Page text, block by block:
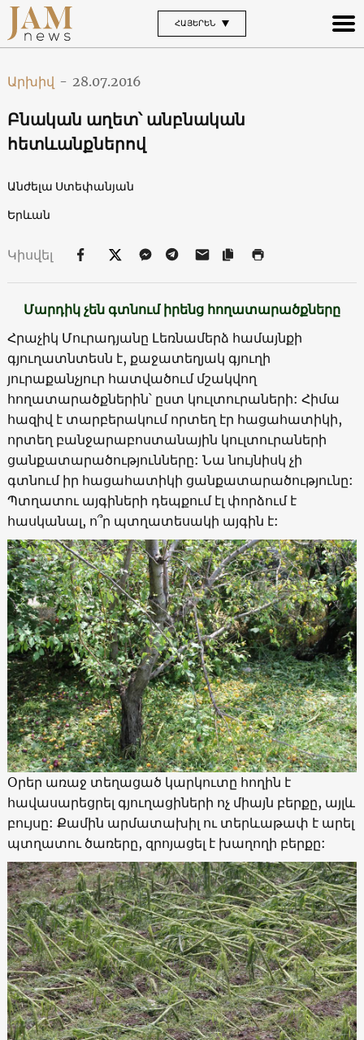
ՀԱՅԵՐԵՆ
Արխիվ - 28.07.2016
Բնական աղետ՝ անբնական
հետևանքներով
Անժելա Ստեփանյան
Երևան
Կիսվել
Մարդիկ չեն գտնում իրենց հողատարածքները
Հրաչիկ Մուրադյանը Լեռնամերձ համայնքի
գյուղատնտեսն է, քաջատեղյակ գյուղի
յուրաքանչյուր հատվածում մշակվող
հողատարածքներին՝ ըստ կուլտուրաների: Հիմա
հազիվ է տարբերակում որտեղ էր հացահատիկի,
որտեղ բանջարաբոստանային կուլտուրաների
ցանքատարածությունները: Նա նույնիսկ չի
գտնում իր հացահատիկի ցանքատարածությունը:
Պտղատու այգիների դեպքում էլ փորձում է
հասկանալ, ո՞ր պտղատեսակի այգին է:
Օրեր առաջ տեղացած կարկուտը հողին է
հավասարեցրել գյուղացիների ոչ միայն բերքը, այլև
բույսը: Քամին արմատախիլ ու տերևաթափ է արել
պտղատու ծառերը, զրոյացել է խաղողի բերքը: